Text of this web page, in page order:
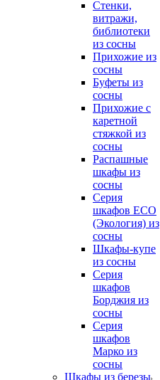
Стенки,
витражи,
библиотеки
из сосны
Прихожие из
сосны
Буфеты из
сосны
Прихожие с
каретной
стяжкой из
сосны
Распашные
шкафы из
сосны
Серия
шкафов ECO
(Экология) из
сосны
Шкафы-купе
из сосны
Серия
шкафов
Борджия из
сосны
Серия
шкафов
Марко из
сосны
Шкафы из березы